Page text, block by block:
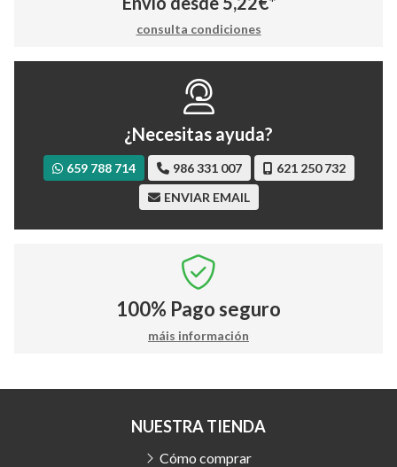
consulta condiciones
¿Necesitas ayuda?
659 788 714 986 331 007
621 250 732
ENVIAR EMAIL
100% Pago seguro
máis información
NUESTRA TIENDA
Cómo comprar